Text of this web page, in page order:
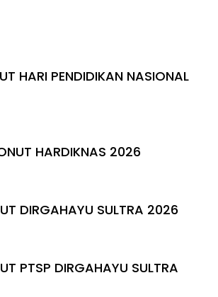
HARI PENDIDIKAN NASIONAL
HARDIKNAS 2026
DIRGAHAYU SULTRA 2026
PTSP DIRGAHAYU SULTRA